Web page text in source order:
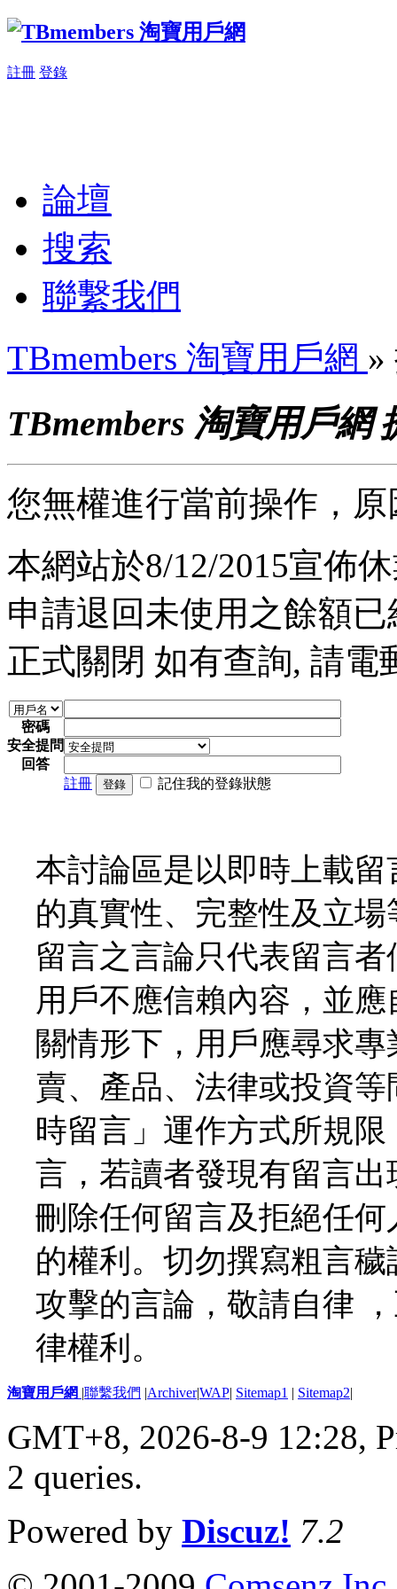
註冊 登錄
論壇
搜索
聯繫我們
TBmembers 淘寶用戶網 »
TBmembers 淘寶用戶網
您無權進行當前操作，
本網站於8/12/2015宣佈
申請退回未使用之餘額
正式關閉 如有查詢, 請電
密碼
安全提問
回答
註冊
登錄 記住我的登錄狀態
本討論區是以即時上載
的真實性、完整性及立
留言之言論只代表留言
用戶不應信賴內容，並
關情形下，用戶應尋求
賣、產品、法律或投資
時留言」運作方式所規
言，若讀者發現有留言
刪除任何留言及拒絕任
的權利。切勿撰寫粗言
攻擊的言論，敬請自律
律權利。
淘寶用戶網 |聯繫我們 |Archiver|WAP| Sitemap1 | Sitemap2|
GMT+8, 2026-8-9 12:28,
2 queries.
Powered by Discuz! 7.2